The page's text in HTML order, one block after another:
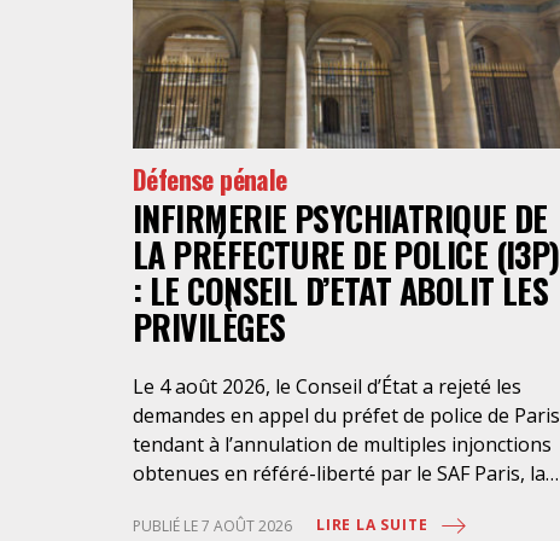
Défense pénale
INFIRMERIE PSYCHIATRIQUE DE
LA PRÉFECTURE DE POLICE (I3P)
: LE CONSEIL D’ETAT ABOLIT LES
PRIVILÈGES
Le 4 août 2026, le Conseil d’État a rejeté les
demandes en appel du préfet de police de Paris
tendant à l’annulation de multiples injonctions
obtenues en référé-liberté par le SAF Paris, la
Psychiatrie. Cette nouvelle décision confirme
PUBLIÉ LE 7 AOÛT 2026 LIRE LA SUITE